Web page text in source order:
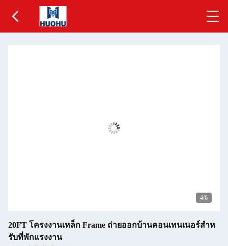
5/6
20FT โครงงานเหล็ก Frame ถ่ายออกบ้านคอนเทนเนอร์สําห
รับที่พักแรงงาน